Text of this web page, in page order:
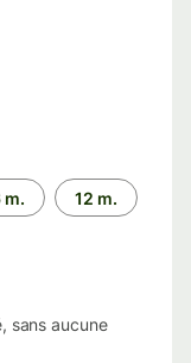
m. 12 m.
sans aucune